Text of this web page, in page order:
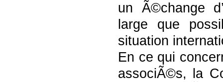
un Ã©change
large que
situation
En ce qui
associÃ©s, la